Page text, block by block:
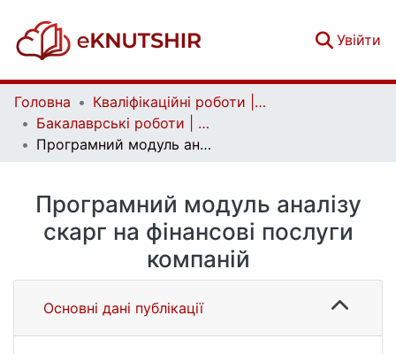
Увійти
Головна
Кваліфікаційні роботи | Qualifying works
Бакалаврські роботи | Bachelor theses
Програмний модуль аналізу скарг на фінансові послуги компаній
Програмний модуль аналізу
скарг на фінансові послуги
компаній
Основні дані публікації